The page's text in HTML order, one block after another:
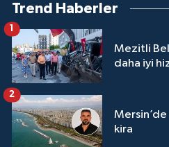
Trend Haberler
Mezitli
daha iyi
1
Mersin’de
kira
2